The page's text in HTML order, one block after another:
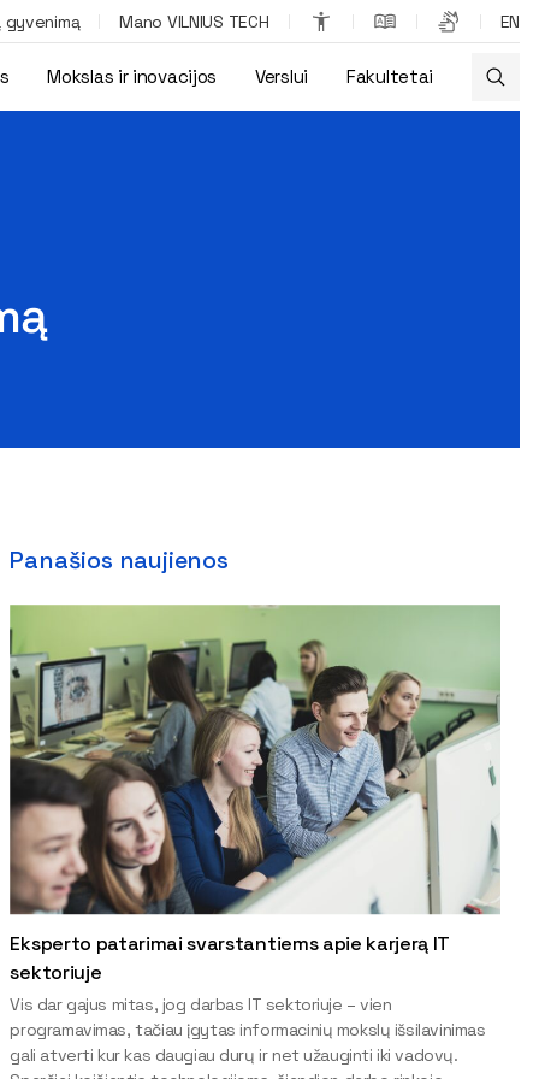
gyvenimą Mano VILNIUS TECH EN
Mokslas ir inovacijos Verslui Fakultetai
Panašios naujienos
Eksperto patarimai svarstantiems apie karjerą IT
sektoriuje
Vis dar gajus mitas, jog darbas IT sektoriuje – vien
programavimas, tačiau įgytas informacinių mokslų išsilavinimas
gali atverti kur kas daugiau durų ir net užauginti iki vadovų.